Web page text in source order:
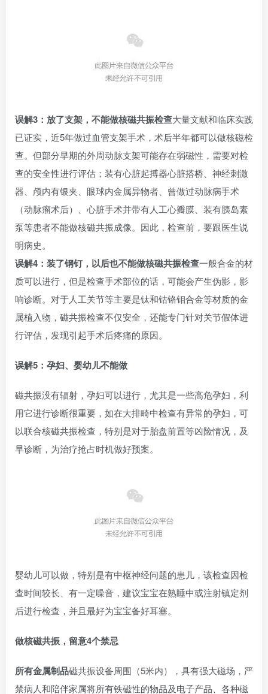
误解3：放了支架，不能做核磁共振检查大量文献和临床实践
已证实，近5年做过血管支架手术，术后半年都可以做核磁检
查。但部分早期的外周动脉支架可能存在弱磁性，需要对检
查的安全性进行评估；装有心脏起搏器心脏搭桥、神经刺激
器、颅内有银夹、眼球内金属异物者、曾做过动脉病手术
（动脉瘤术后）、心脏手术并带有人工心瓣膜、装有胰岛素
泵等患者不能做核磁共振成像。因此，检查前，要跟医生说
明病史。
误解4：装了钢钉，以后也不能做核磁共振检查一般合金的材
质可以进行，但是检查手术部位的话，可能会产生伪影，影
响诊断。对于人工关节等主要是钛和钴铬钼合金等材质的金
属植入物，磁共振检查不仅安全，还能专门针对关节假体进
行评估，发现引起手术后疼痛的原因。
误解5： 孕妇、婴幼儿不能做
磁共振没有辐射，孕妇可以进行，尤其是一些高危孕妇，利
用它进行诊断很重要，如在大排畸中检查有异常的孕妇，可
以联合核磁共振检查，特别是对于胎盘前置等凶险情况，及
早诊断，为治疗抢占时机做好预案。
婴幼儿可以做，特别是有中枢神经问题的患儿，该检查因检
查时间较长、有一定噪音，建议宝宝在熟睡中或注射镇定剂
后进行检查，并且最好为宝宝备好耳塞。
做核磁共振，留意4个禁忌
所有金属制品磁共振设备周围（5米内），具有强大磁场，严
禁病人和陪伴家属将所有铁磁性的物品及电子产品、各种磁